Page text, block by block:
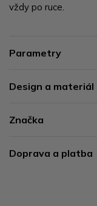
vždy po ruce.
Parametry
Design a materiál
Značka
Doprava a platba